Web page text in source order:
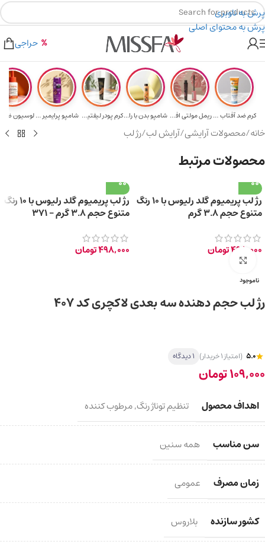
پرش به ناوبری
پرش به محتوای اصلی
۲٪ تخفیف روی سبد خرید برای روش کارت به کارت
هدیه برای خرید های بالای ۵ میلیون تومن
حراجی
کرم ضد آفتاب حا... ریمل مولتی افکت... شامپو بدن با را... کرم پودر لیفتین... شامپو پرایمیر پ...
خانه/محصولات آرایشی/آرایش لب/رژ لب
محصولات مرتبط
رژ لب پریمیوم گلد رلیوس با 10 رنگ
متنوع حجم 3.8 گرم
498,000تومان
رژ لب پریمیوم گلد رلیوس با 10 رنگ
متنوع حجم 3.8 گرم – 371
498,000تومان
ناموجود
برای بزرگ‌نمایی کلیک کنید
رژ لب حجم دهنده سه بعدی لاکچری کد 407
5.0 (امتیاز 1 خریدار) 1 دیدگاه
109,000تومان
اهداف محصول تنظیم توناژ رنگ,مرطوب کننده
سن مناسب همه سنین
زمان مصرف عمومی
کشور سازنده بلاروس